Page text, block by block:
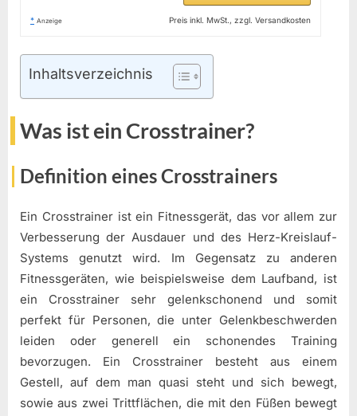
* Anzeige Preis inkl. MwSt., zzgl. Versandkosten
Inhaltsverzeichnis
Was ist ein Crosstrainer?
Definition eines Crosstrainers
Ein Crosstrainer ist ein Fitnessgerät, das vor allem zur
Verbesserung der Ausdauer und des Herz-Kreislauf-
Systems genutzt wird. Im Gegensatz zu anderen
Fitnessgeräten, wie beispielsweise dem Laufband, ist
ein Crosstrainer sehr gelenkschonend und somit
perfekt für Personen, die unter Gelenkbeschwerden
leiden oder generell ein schonendes Training
bevorzugen. Ein Crosstrainer besteht aus einem
Gestell, auf dem man quasi steht und sich bewegt,
sowie aus zwei Trittflächen, die mit den Füßen bewegt